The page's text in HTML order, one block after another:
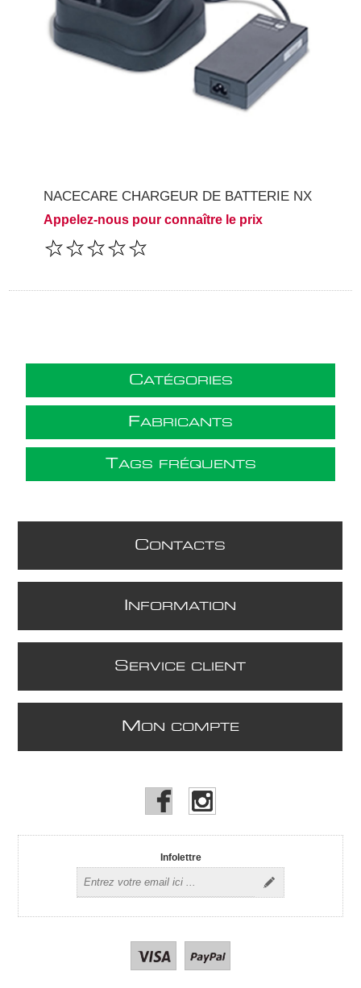
NACECARE CHARGEUR DE BATTERIE NX
Appelez-nous pour connaître le prix
CATÉGORIES
FABRICANTS
TAGS FRÉQUENTS
CONTACTS
NFORMATION
S ERVICE CLIENT
M ON COMPTE
Infolettre